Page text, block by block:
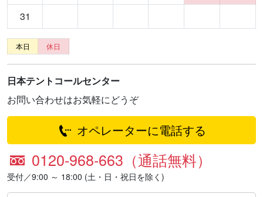
31
本日 休日
日本テントコールセンター
お問い合わせはお気軽にどうぞ
オペレーターに電話する
0120-968-663（通話無料）
受付／9:00 ～ 18:00 (土・日・祝日を除く)